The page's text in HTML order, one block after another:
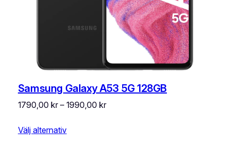
Samsung Galaxy A53 5G 128GB
1790,00 kr – 1990,00 krPrisintervall:
Välj alternativ